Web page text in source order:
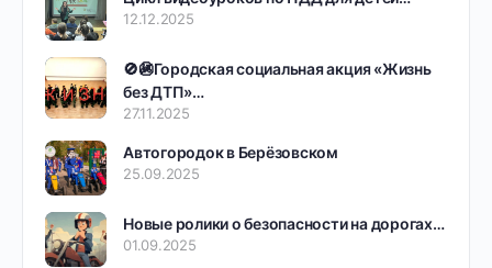
12.12.2025
🚫🚳Городская социальная акция «Жизнь
без ДТП»…
27.11.2025
Автогородок в Берёзовском
25.09.2025
Новые ролики о безопасности на дорогах…
01.09.2025